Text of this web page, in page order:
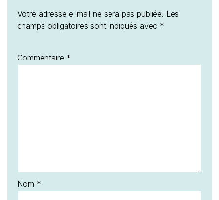
Votre adresse e-mail ne sera pas publiée. Les
champs obligatoires sont indiqués avec *
Commentaire *
Nom *